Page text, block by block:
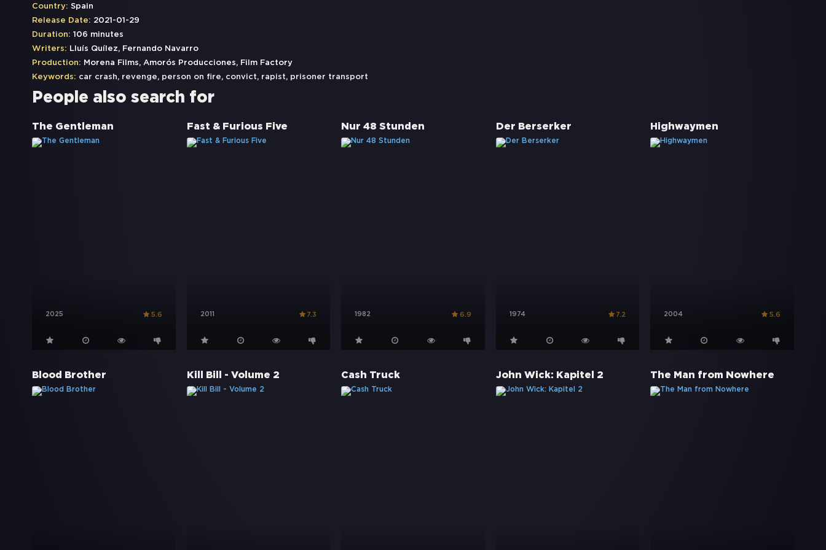
Country: Spain
Release Date: 2021-01-29
Duration: 106 minutes
Writers: Lluís Quílez, Fernando Navarro
Production: Morena Films, Amorós Producciones, Film Factory
Keywords: car crash, revenge, person on fire, convict, rapist, prisoner transport
People also search for
The Gentleman
2025 5.6
Fast & Furious Five
2011 7.3
Nur 48 Stunden
1982 6.9
Der Berserker
1974 7.2
Highwaymen
2004 5.6
Blood Brother Kill Bill - Volume 2 Cash Truck John Wick: Kapitel 2 The Man from Nowhere